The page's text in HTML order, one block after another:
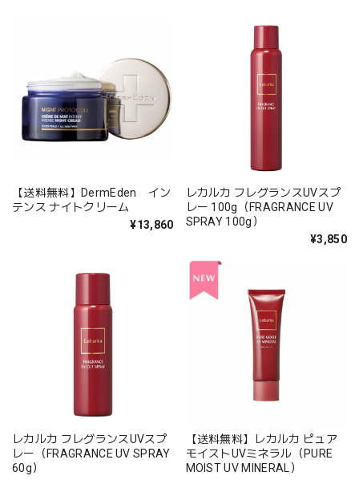
【送料無料】DermEden イン
テンス ナイトクリーム
¥13,860
レカルカ フレグランスUVスプ
レー 100g（FRAGRANCE UV
SPRAY 100g）
¥3,850
レカルカ フレグランスUVスプ
レー（FRAGRANCE UV SPRAY
60g）
【送料無料】レカルカ ピュア
モイストUVミネラル（PURE
MOIST UV MINERAL）